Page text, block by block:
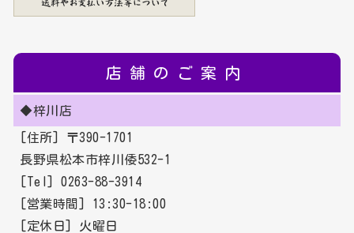
店舗のご案内
◆梓川店
[住所] 〒390-1701
長野県松本市梓川倭532-1
[Tel] 0263-88-3914
[営業時間] 13:30-18:00
[定休日] 火曜日